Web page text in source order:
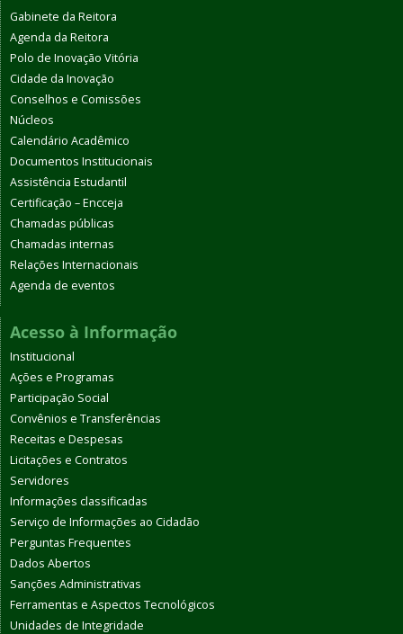
Gabinete da Reitora
Agenda da Reitora
Polo de Inovação Vitória
Cidade da Inovação
Conselhos e Comissões
Núcleos
Calendário Acadêmico
Documentos Institucionais
Assistência Estudantil
Certificação – Encceja
Chamadas públicas
Chamadas internas
Relações Internacionais
Agenda de eventos
Acesso à Informação
Institucional
Ações e Programas
Participação Social
Convênios e Transferências
Receitas e Despesas
Licitações e Contratos
Servidores
Informações classificadas
Serviço de Informações ao Cidadão
Perguntas Frequentes
Dados Abertos
Sanções Administrativas
Ferramentas e Aspectos Tecnológicos
Unidades de Integridade